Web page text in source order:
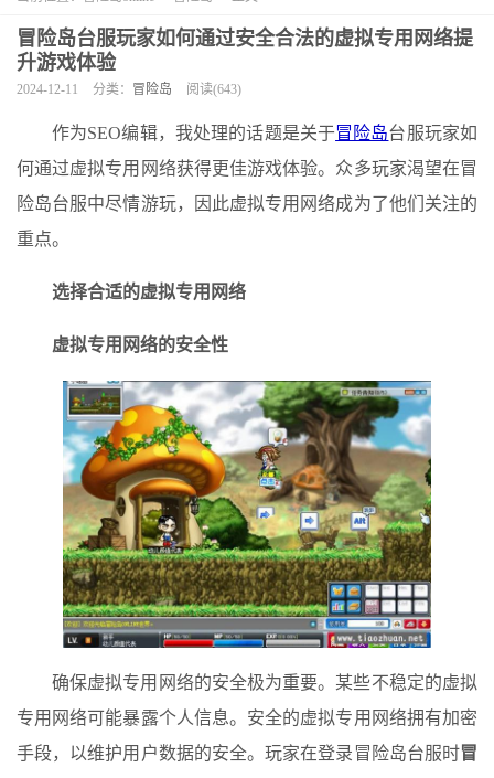
冒险岛台服玩家如何通过安全合法的虚拟专用网络提
升游戏体验
2024-12-11 分类： 冒险岛 阅读(643)
作为SEO编辑，我处理的话题是关于冒险岛台服玩家如
何通过虚拟专用网络获得更佳游戏体验。众多玩家渴望在冒
险岛台服中尽情游玩，因此虚拟专用网络成为了他们关注的
重点。
选择合适的虚拟专用网络
虚拟专用网络的安全性
确保虚拟专用网络的安全极为重要。某些不稳定的虚拟
专用网络可能暴露个人信息。安全的虚拟专用网络拥有加密
手段，以维护用户数据的安全。玩家在登录冒险岛台服时冒